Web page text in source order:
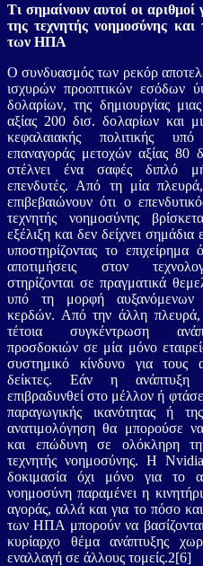
Τι σημαίνουν αυτοί οι αριθμοί
της τεχνητής νοημοσύνης
των ΗΠΑ
Ο συνδυασμός των ρεκόρ
ισχυρών προοπτικών εσόδων
δολαρίων, της δημιουργίας
αξίας 200 δισ. δολαρίων και
κεφαλαιακής πολιτικής
επαναγοράς μετοχών αξίας 80
στέλνει ένα σαφές διπλό
επενδυτές. Από τη μία
επιβεβαιώνουν ότι ο
τεχνητής νοημοσύνης
εξέλιξη και δεν δείχνει σημάδια
υποστηρίζοντας το επιχείρημα
αποτιμήσεις στον
στηρίζονται σε πραγματικά
υπό τη μορφή αυξανόμενων
κερδών. Από την άλλη
τέτοια συγκέντρωση
προσδοκιών σε μία μόνο
συστημικό κίνδυνο για τους
δείκτες. Εάν η
επιβραδυνθεί στο μέλλον ή
παραγωγικής ικανότητας ή
ανατιμολόγηση θα μπορούσε να
και επώδυνη σε ολόκληρη
τεχνητής νοημοσύνης. Η Nvidia
δοκιμασία όχι μόνο για το
νοημοσύνη παραμένει η
αγοράς, αλλά και για το πόσο
των ΗΠΑ μπορούν να
κυρίαρχο θέμα ανάπτυξης
εναλλαγή σε άλλους τομείς.2[6]